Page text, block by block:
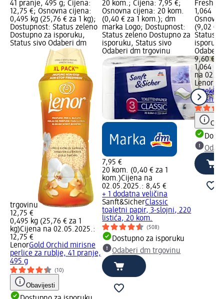
41 pranje, 495 g; Cijena:
12,75 €; Osnovna cijena:
0,495 kg (25,76 € za 1 kg);
Dostupnost: Status zeleno
Dostupno za isporuku,
Status sivo Odaberi dm
trgovinu
12,75 €
0,495 kg (25,76 € za 1
kg)Cijena na 02.05.2025.:
12,75 €
LenorGold Orchid mirisne
perlice za rublje, 41 pranje,
495 g
(10)
Obavijesti
20 kom.; Cijena: 7,95 €;
Osnovna cijena: 20 kom.
(0,40 € za 1 kom.); dm
marka Logo; Dostupnost:
Status zeleno Dostupno za
isporuku, Status sivo
Odaberi dm trgovinu
7,95 €
20 kom. (0,40 € za 1
kom.)Cijena na
02.05.2025.: 8,45 €
+ 1 dodatna veličina
Sanft&SicherClassic
toaletni papir, 3-slojni, 220
listića, 20 kom.
(508)
Dostupno za isporuku
Odaberi dm trgovinu
Fresh
1,064 l;
(9,02 €
Status
Odaberi
9,60 €
1,064 l
na
Lenor